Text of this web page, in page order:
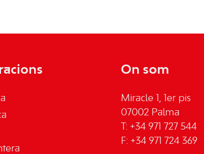
On som
Miracle 1, 1er pis
07002 Palma
T: +34 971 727 544
F: +34 971 724 369